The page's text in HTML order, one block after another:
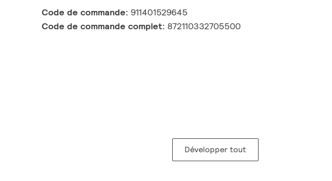
Code de commande: 911401529645
Code de commande complet: 872110332705500
Développer tout